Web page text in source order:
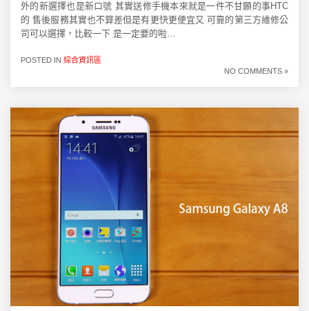
外的新選擇也是新口號 其實送修手機本來就是一件不甘願的事HTC
的 售後服務其實也不算差但是有更快更便宜又 可靠的第三方維修公
司可以選擇，比較一下 是一定要的啦…
POSTED IN 綜合資訊區
NO COMMENTS »